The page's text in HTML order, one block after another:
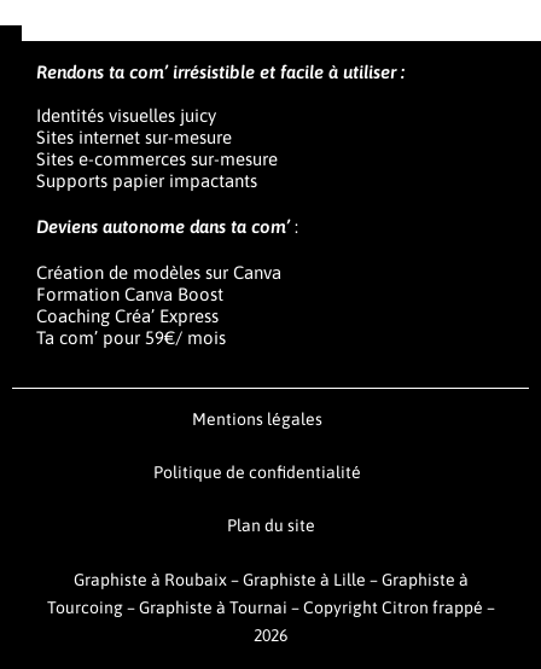
Rendons ta com’ irrésistible et facile à utiliser :
Identités visuelles juicy
Sites internet sur-mesure
Sites e-commerces sur-mesure
Supports papier impactants
Deviens autonome dans ta com’:
Création de modèles sur Canva
Formation Canva Boost
Coaching Créa’ Express
Ta com’ pour 59€/ mois
Mentions légales
Politique de confidentialité
Plan du site
Graphiste à Roubaix–Graphiste à Lille –Graphiste à
Tourcoing–Graphiste à Tournai –Copyright Citron frappé –
2026